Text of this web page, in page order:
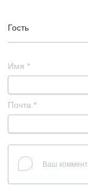
Гость
Имя *
Почта *